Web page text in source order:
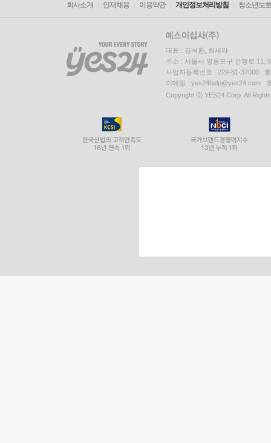
회사소개 인재채용 이용약관 개인정보처리방침 청소년보
대표 : 김석환, 최세라
주소 : 서울시 영등포구 은행로 11,
사업자등록번호 : 229-81-37000
이메일 : yes24help@yes24.com
Copyright ⓒ YES24 Corp. All